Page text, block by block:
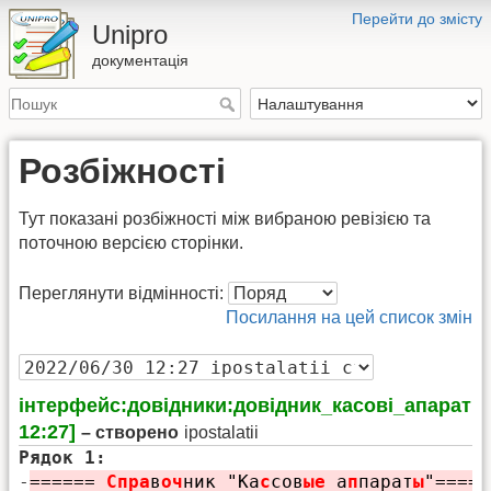
Перейти до змісту
Unipro
документація
Розбіжності
Тут показані розбіжності між вибраною ревізією та
поточною версією сторінки.
Переглянути відмінності:
Посилання на цей список змін
інтерфейс:довідники:довідник_касові_апарати
12:27] – створено ipostalatii
Рядок 1:
-====== Справочник "Кассовые аппараты"